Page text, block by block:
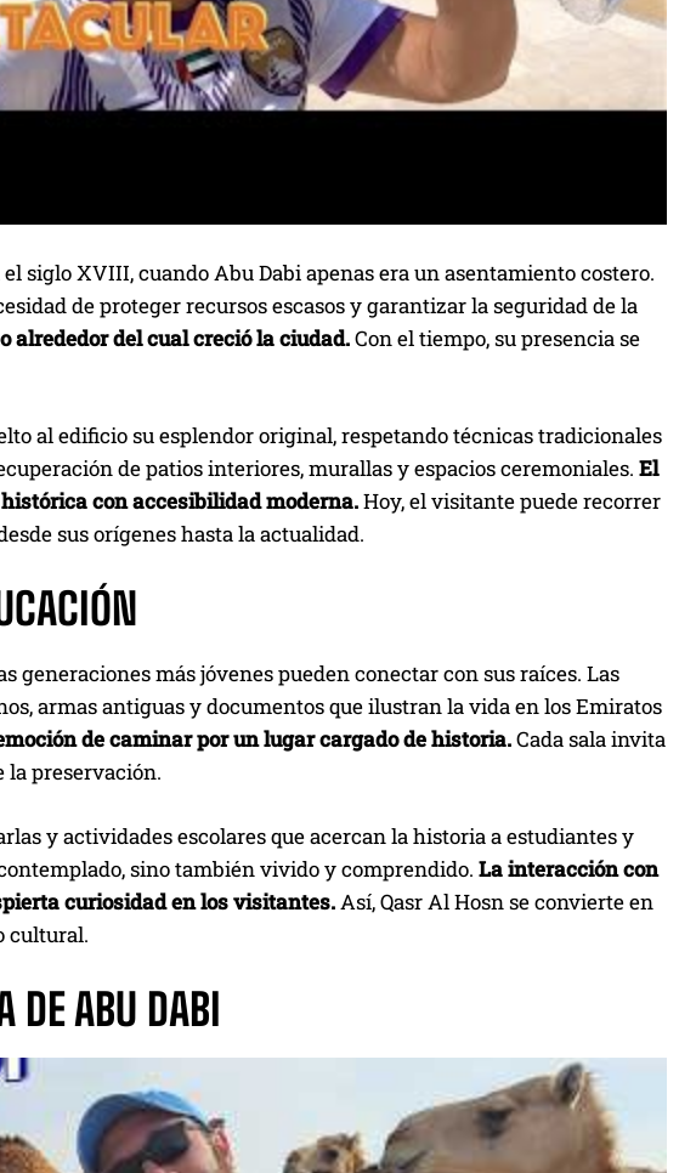
siglo XVIII, cuando Abu Dabi apenas era un asentamiento costero.
de proteger recursos escasos y garantizar la seguridad de la
alrededor del cual creció la ciudad.Con el tiempo, su presencia se
al edificio su esplendor original, respetando técnicas tradicionales
de patios interiores, murallas y espacios ceremoniales. El
con accesibilidad moderna.Hoy, el visitante puede recorrer
sus orígenes hasta la actualidad.
generaciones más jóvenes pueden conectar con sus raíces. Las
armas antiguas y documentos que ilustran la vida en los Emiratos
de caminar por un lugar cargado de historia.Cada sala invita
la preservación.
y actividades escolares que acercan la historia a estudiantes y
sino también vivido y comprendido. La interacción con
curiosidad en los visitantes.Así, Qasr Al Hosn se convierte en
cultural.
DE ABU DABI